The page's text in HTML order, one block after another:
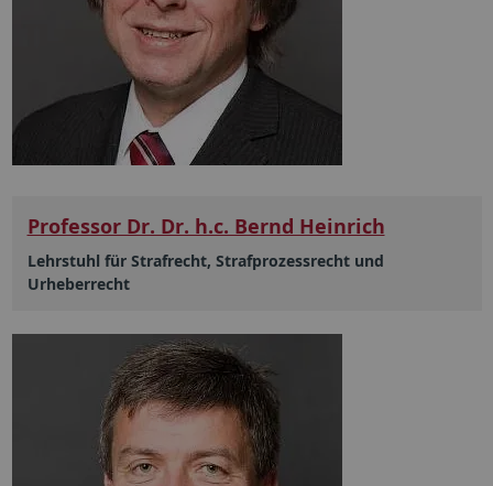
Professor Dr. Dr. h.c. Bernd Heinrich
Lehrstuhl für Strafrecht, Strafprozessrecht und
Urheberrecht